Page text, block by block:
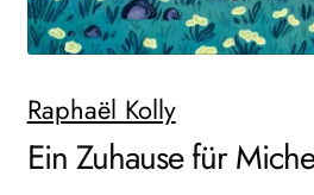
Raphaël Kolly
Ein Zuhause für